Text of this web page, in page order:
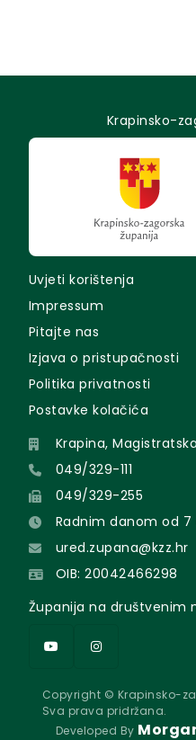
Krapinsko-
Uvjeti korištenja
Impressum
Pitajte nas
Izjava o pristupačnosti
Politika privatnosti
Postavke kolačića
Krapina,
049/329-111
049/329-255
Radnim danom od 7
ured.zupana@kzz.hr
OIB: 20042466298
Županija na društvenim
Copyright © Krapinsko-
Sva prava pridržana.
Developed By